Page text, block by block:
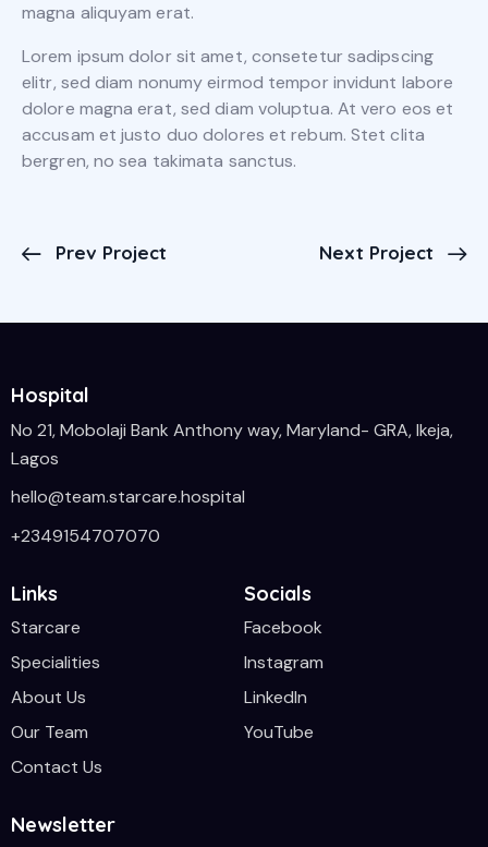
magna aliquyam erat.
Lorem ipsum dolor sit amet, consetetur sadipscing
elitr, sed diam nonumy eirmod tempor invidunt labore
dolore magna erat, sed diam voluptua. At vero eos et
accusam et justo duo dolores et rebum. Stet clita
bergren, no sea takimata sanctus.
Prev Project Next Project
Hospital
No 21, Mobolaji Bank Anthony way, Maryland- GRA, Ikeja,
Lagos
hello@team.starcare.hospital
+2349154707070
Links
Starcare
Specialities
About Us
Our Team
Contact Us
Socials
Facebook
Instagram
LinkedIn
YouTube
Newsletter